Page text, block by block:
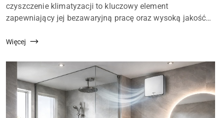
artykułu:
czyszczenie klimatyzacji to kluczowy element
zapewniający jej bezawaryjną pracę oraz wysoką jakość
komercyjnych. System klimatyzacji stanowi środowisko, w
Więcej